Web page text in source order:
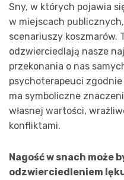
Sny, w których pojawia
w miejscach
scenariuszy koszmarów.
odzwierciedlają nasze
przekonania o nas
psychoterapeuci
ma symboliczne
własnej wartości,
konfliktami.
Nagość w snach może
odzwierciedleniem